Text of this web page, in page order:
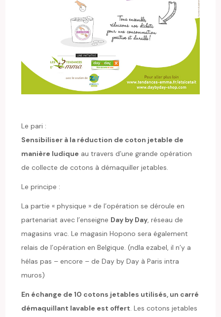
Le pari :
Sensibiliser à la réduction de coton jetable de
manière ludique au travers d’une grande opération
de collecte de cotons à démaquiller jetables.
Le principe :
La partie « physique » de l’opération se déroule en
partenariat avec l’enseigne Day by Day, réseau de
magasins vrac. Le magasin Hopono sera également
relais de l’opération en Belgique. (ndla ezabel, il n’y a
hélas pas – encore – de Day by Day à Paris intra
muros)
En échange de 10 cotons jetables utilisés, un carré
démaquillant lavable est offert. Les cotons jetables